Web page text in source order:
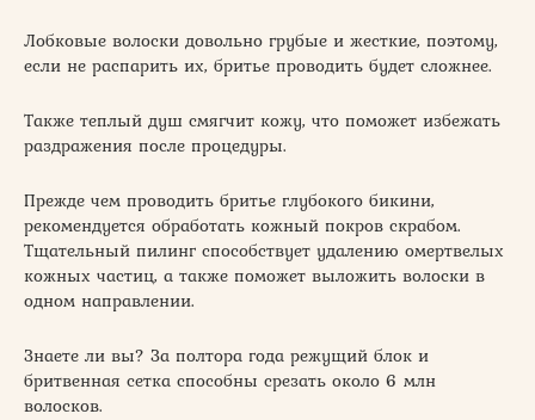
Лобковые волоски довольно грубые и жесткие, поэтому,
если не распарить их, бритье проводить будет сложнее.
Также теплый душ смягчит кожу, что поможет избежать
раздражения после процедуры.
Прежде чем проводить бритье глубокого бикини,
рекомендуется обработать кожный покров скрабом.
Тщательный пилинг способствует удалению омертвелых
кожных частиц, а также поможет выложить волоски в
одном направлении.
Знаете ли вы? За полтора года режущий блок и
бритвенная сетка способны срезать около 6 млн
волосков.